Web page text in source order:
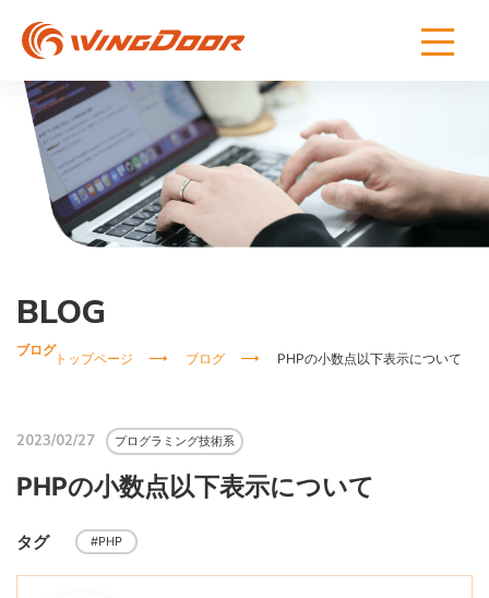
BLOG
ブログ トップページ ブログ PHPの小数点以下表示について
2023/02/27 プログラミング技術系
PHPの小数点以下表示について
タグ #PHP